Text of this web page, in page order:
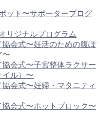
ット〜サポータープログ
リジナルプログラム
協会式〜妊活のための腹ぽ
〜
協会式〜子宮整体ラクサー
イル）〜
会式〜妊婦・マタニティ
協会式〜ホットブロック〜